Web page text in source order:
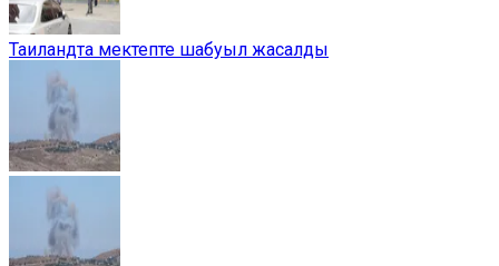
Таиландта мектепте шабуыл жасалды